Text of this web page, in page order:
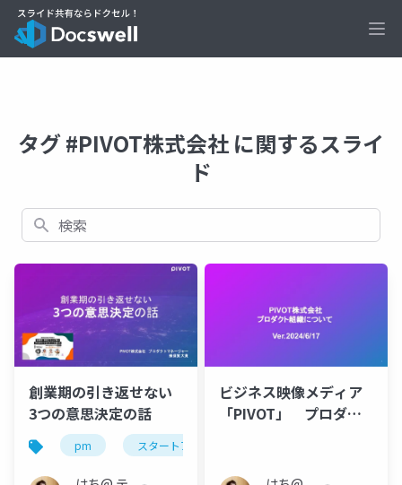
タグ #PIVOT株式会社 に関するスライ
ド
検索
創業期の引き返せない
3つの意思決定の話
pm スタートアップ
ビジネス映像メディア
「PIVOT」 プロダク